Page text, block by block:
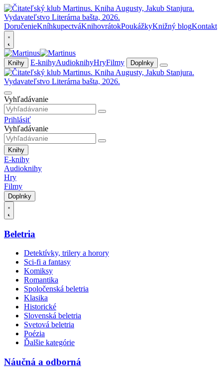
DoručenieKníhkupectváKnihovrátokPoukážkyKnižný blogKontakt
Knihy E-knihyAudioknihyHryFilmy Doplnky
Vyhľadávanie
Prihlásiť
Vyhľadávanie
Knihy
E-knihy
Audioknihy
Hry
Filmy
Doplnky
Beletria
Detektívky, trilery a horory
Sci-fi a fantasy
Komiksy
Romantika
Spoločenská beletria
Klasika
Historické
Slovenská beletria
Svetová beletria
Poézia
Ďalšie kategórie
Náučná a odborná